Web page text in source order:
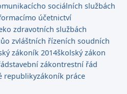
o sociálních službách
o účetnictví
o zdravotních službách
o zvláštních řízeních soudních
zákoník 2014školský zákon
stavební zákontrestní řád
republikyzákoník práce